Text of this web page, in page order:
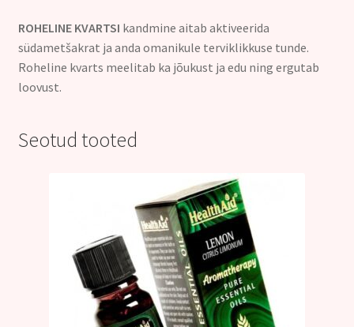
ROHELINE KVARTSI kandmine aitab aktiveerida
südametšakrat ja anda omanikule terviklikkuse tunde.
Roheline kvarts meelitab ka jõukust ja edu ning ergutab
loovust.
Seotud tooted